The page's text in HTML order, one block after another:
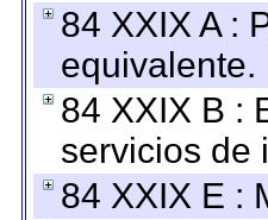
84 XXIX A :
equivalente.
84 XXIX B :
servicios de
84 XXIX E :